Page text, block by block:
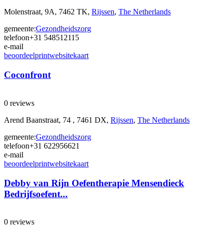
Molenstraat, 9A, 7462 TK, Rijssen, The Netherlands
gemeente:Gezondheidszorg
telefoon+31 548512115
e-mail
beoordeelprintwebsitekaart
Coconfront
0 reviews
Arend Baanstraat, 74 , 7461 DX, Rijssen, The Netherlands
gemeente:Gezondheidszorg
telefoon+31 622956621
e-mail
beoordeelprintwebsitekaart
Debby van Rijn Oefentherapie Mensendieck
Bedrijfsoefent...
0 reviews